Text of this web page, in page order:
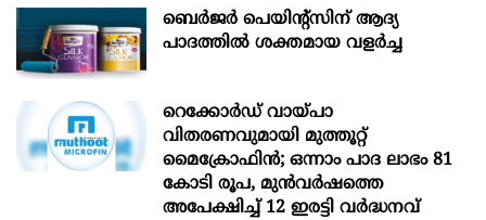
ബെർജർ പെയിന്റ്സിന് ആദ്യ
പാദത്തിൽ ശക്തമായ വളർച്ച
റെക്കോർഡ് വായ്പാ
വിതരണവുമായി മുത്തൂറ്റ്
മൈക്രോഫിൻ; ഒന്നാം പാദ ലാഭം 81
കോടി രൂപ, മുൻവർഷത്തെ
അപേക്ഷിച്ച് 12 ഇരട്ടി വർദ്ധനവ്